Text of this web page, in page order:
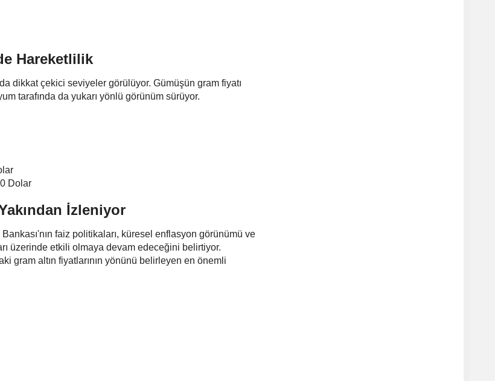
Hareketlilik
dikkat çekici seviyeler görülüyor. Gümüşün gram fiyatı
tarafında da yukarı yönlü görünüm sürüyor.
Dolar
İzleniyor
faiz politikaları, küresel enflasyon görünümü ve
üzerinde etkili olmaya devam edeceğini belirtiyor.
gram altın fiyatlarının yönünü belirleyen en önemli